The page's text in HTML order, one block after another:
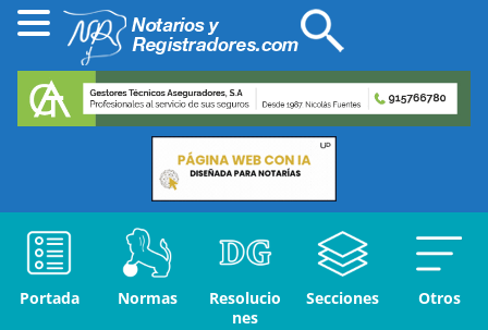
Portada Normas
Resolucio
nes
Secciones Otros